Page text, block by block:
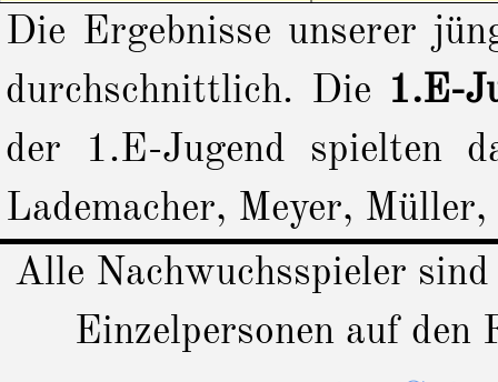
Die Ergebnisse unserer
durchschnittlich. Die 1.E-
der 1.E-Jugend spielten
Lademacher, Meyer,
Alle Nachwuchsspieler
Einzelpersonen auf den